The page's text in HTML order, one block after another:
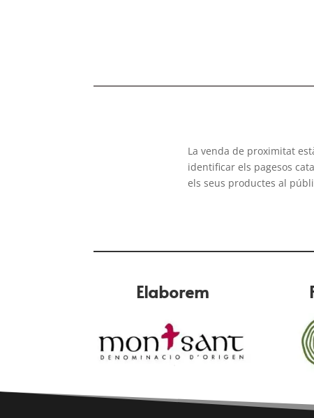
La venda de proximitat
identificar els pagesos
els seus productes al
Elaborem